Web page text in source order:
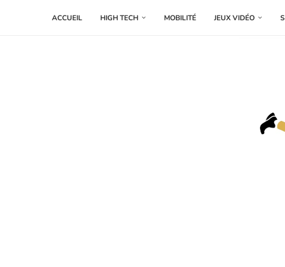
ACCUEIL HIGH TECH MOBILITÉ JEUX VIDÉO